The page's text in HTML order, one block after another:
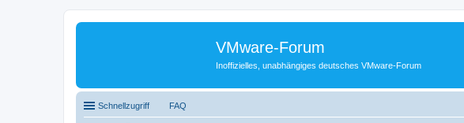
VMware-Forum
Inoffizielles, unabhängiges deutsches VMware-Forum
Schnellzugriff FAQ